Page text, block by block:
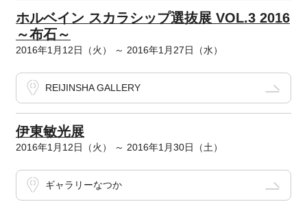
ホルベイン スカラシップ選抜展 VOL.3 2016
～布石～
2016年1月12日（火） ～ 2016年1月27日（水）
REIJINSHA GALLERY
伊東敏光展
2016年1月12日（火） ～ 2016年1月30日（土）
ギャラリーなつか